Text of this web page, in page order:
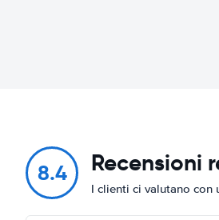
8.4 Recensioni
I clienti ci valutano con